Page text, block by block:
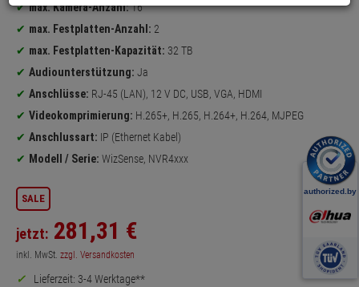
max. Kamera-Anzahl:16
max. Festplatten-Anzahl: 2
max. Festplatten-Kapazität: 32 TB
Audiounterstützung: Ja
Anschlüsse: RJ-45 (LAN), 12 V DC, USB, VGA, HDMI
Videokomprimierung: H.265+, H.265, H.264+, H.264, MJPEG
Anschlussart: IP (Ethernet Kabel)
Modell / Serie: WizSense, NVR4xxx
SALE
jetzt: 281,31 €
inkl. MwSt. zzgl. Versandkosten
Lieferzeit: 3-4 Werktage**